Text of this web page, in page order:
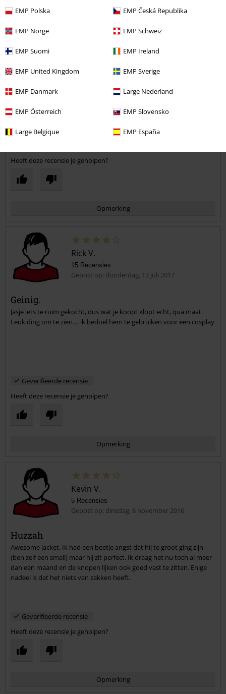
EMP Polska EMP Česká Republika
EMP Norge EMP Schweiz
EMP Suomi EMP Ireland
EMP United Kingdom EMP Sverige
EMP Danmark Large Nederland
EMP Österreich EMP Slovensko
Large Belgique EMP España
Beschadigd
kwaliteitscontrole voor levering...
Ontwerp
Pasvorm
Heeft deze recensie je geholpen?
Opmerking
Commentaar versturen
Rick V.
15 Recensies
Gepost op: donderdag, 13 juli 2017
Geinig.
Jasje iets te ruim gekocht, dus wat je koopt klopt echt, qua maat.
Leuk ding om te zien.... ik bedoel hem te gebruiken voor een cosplay
Geverifieerde recensie
Heeft deze recensie je geholpen?
Opmerking
Commentaar versturen
Kevin V.
5 Recensies
Gepost op: dinsdag, 8 november 2016
Huzzah
Awesome jacket. Ik had een beetje angst dat hij te groot ging zijn
(ben zelf een small) maar hij zit perfect. Ik draag het nu toch al meer
dan een maand en de knopen lijken ook goed vast te zitten. Enige
nadeel is dat het niets van zakken heeft.
Geverifieerde recensie
Heeft deze recensie je geholpen?
Opmerking